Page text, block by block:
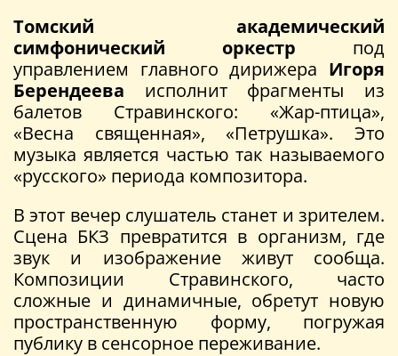
Томский академический
симфонический оркестр под
управлением главного дирижера Игоря
Берендеева исполнит фрагменты из
балетов Стравинского: «Жар-птица»,
«Весна священная», «Петрушка». Это
музыка является частью так называемого
«русского» периода композитора.
В этот вечер слушатель станет и зрителем.
Сцена БКЗ превратится в организм, где
звук и изображение живут сообща.
Композиции Стравинского, часто
сложные и динамичные, обретут новую
пространственную форму, погружая
публику в сенсорное переживание.